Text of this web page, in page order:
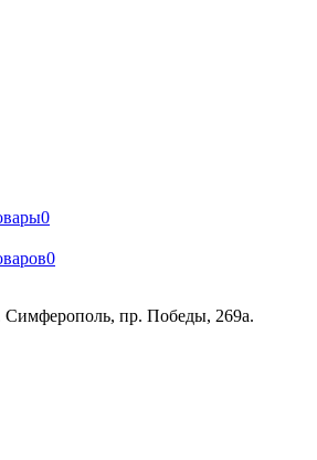
0
0
Симферополь, пр. Победы, 269а.